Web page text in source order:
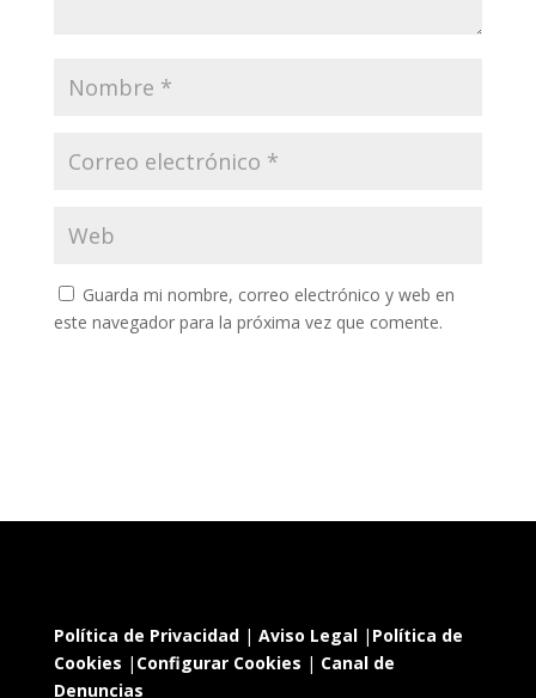
Guarda mi nombre, correo electrónico y web en
este navegador para la próxima vez que comente.
Política de Privacidad| Aviso Legal| Política de
Cookies | Configurar Cookies | Canal de
Denuncias